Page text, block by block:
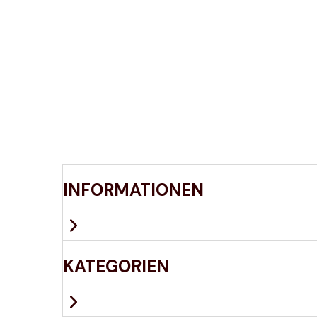
INFORMATIONEN
KATEGORIEN